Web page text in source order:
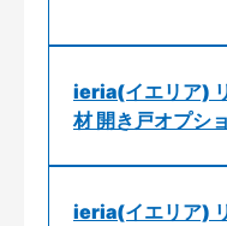
ieria(イエリア)
材 開き戸オプシ
ieria(イエリア)